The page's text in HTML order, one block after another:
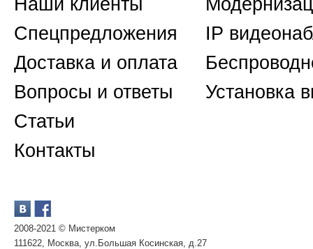
Наши клиенты
Спецпредложения
Доставка и оплата
Вопросы и ответы
Статьи
Контакты
2008-2021 © Мистерком
111622, Москва, ул.Большая Косинская, д.27
IP
Установка